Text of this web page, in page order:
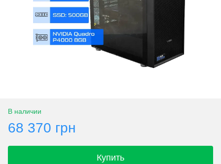
В наличии
68 370 грн
Купить